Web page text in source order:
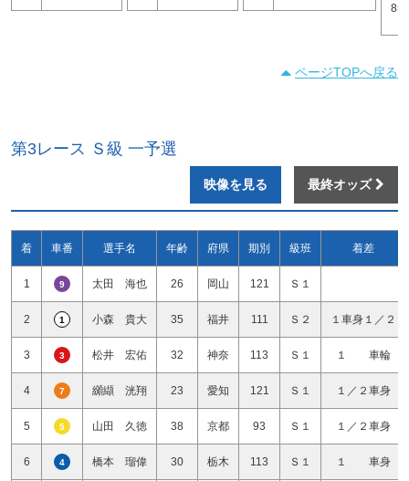
ページTOPへ戻る
第3レース Ｓ級 一予選
映像を見る 最終オッズ
着 車番 選手名 年齢 府県 期別 級班 着差
1 9 太田 海也 26 岡山 121 Ｓ１
2 1 小森 貴大 35 福井 111 Ｓ２ １車身１／２
3 3 松井 宏佑 32 神奈 113 Ｓ１ １ 車輪
4 7 纐纈 洸翔 23 愛知 121 Ｓ１ １／２車身
5 5 山田 久徳 38 京都 93 Ｓ１ １／２車身
6 4 橋本 瑠偉 30 栃木 113 Ｓ１ １ 車身